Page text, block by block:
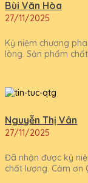
Bùi Văn Hòa
27/11/2025
Kỷ niệm chương
lòng. Sản phẩm
Nguyễn Thị Vân
27/11/2025
Đã nhận được kỷ
chất lượng. Cảm ơn